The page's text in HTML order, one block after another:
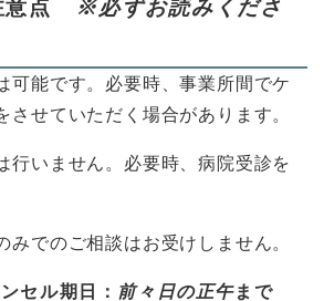
意点
※必ずお読みくださ
能です。必要時、事業所間でケ
させていただく場合があります。
いません。必要時、病院受診を
でのご相談はお受けしません。
セル期日： 前々日の正午まで